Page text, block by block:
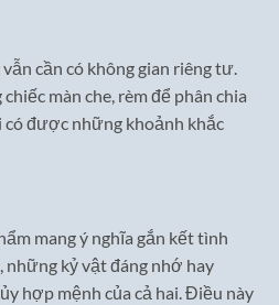
cần có không gian riêng tư.
màn che, rèm để phân chia
có được những khoảnh khắc
mang ý nghĩa gắn kết tình
những kỷ vật đáng nhớ hay
hợp mệnh của cả hai. Điều này